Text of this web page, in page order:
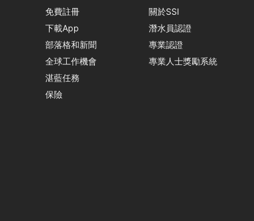
免費註冊
下載App
部落格和新聞
全球工作機會
湛藍任務
保險
關於SSI
潛水員認證
專業認證
專業人士獎勵系統